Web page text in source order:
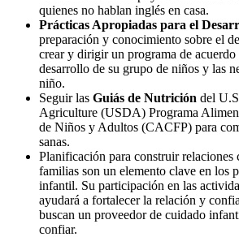
quienes no hablan inglés en casa.
Prácticas Apropiadas para el
preparación y conocimiento sobre el
crear y dirigir un programa de acuerdo
desarrollo de su grupo de niños y las
niño.
Seguir las Guiás de Nutrición del
Agriculture (USDA) Programa
de Niños y Adultos (CACFP) para
sanas.
Planificación para construir relaciones
familias son un elemento clave en los
infantil. Su participación en las
ayudará a fortalecer la relación y
buscan un proveedor de cuidado
confiar.